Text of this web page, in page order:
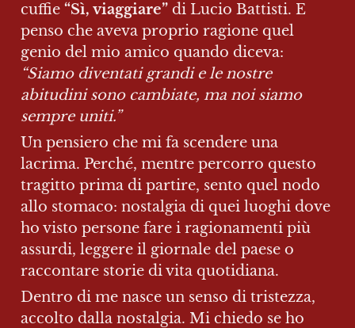
cuffie “Sì, viaggiare” di Lucio Battisti. E
penso che aveva proprio ragione quel
“Siamo diventati grandi e le nostre
abitudini sono cambiate, ma noi siamo
sempre uniti.”
Un pensiero che mi fa scendere una
lacrima. Perché, mentre percorro questo
tragitto prima di partire, sento quel nodo
allo stomaco: nostalgia di quei luoghi dove
ho visto persone fare i ragionamenti più
assurdi, leggere il giornale del paese o
raccontare storie di vita quotidiana.
Dentro di me nasce un senso di tristezza,
accolto dalla nostalgia. Mi chiedo se ho